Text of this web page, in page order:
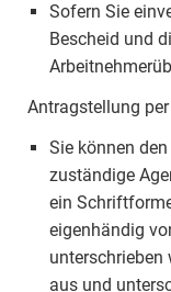
Sofern Sie
Bescheid und
Antragstellung
Sie können
zuständige
ein
eigenhändig
unterschrieben
aus und